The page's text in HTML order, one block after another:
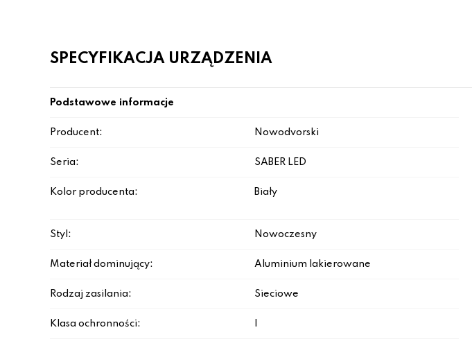
SPECYFIKACJA URZĄDZENIA
Podstawowe informacje
Producent: Nowodvorski
Seria: SABER LED
Kolor producenta: Biały
Styl: Nowoczesny
Materiał dominujący: Aluminium lakierowane
Rodzaj zasilania: Sieciowe
Klasa ochronności: